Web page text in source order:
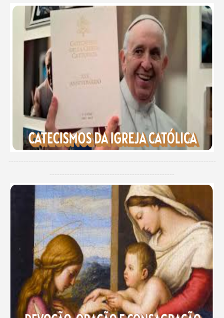
-----------------------------------------------------------------------------------
--------------------------------------------------